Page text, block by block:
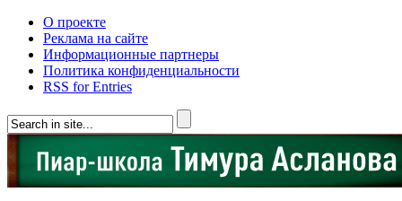
О проекте
Реклама на сайте
Информационные партнеры
Политика конфиденциальности
RSS for Entries